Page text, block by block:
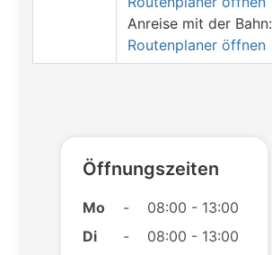
Anreise mit der Bahn:
Routenplaner öffnen
Öffnungszeiten
Mo -
08:00 - 13:00
Di
-
08:00 - 13:00